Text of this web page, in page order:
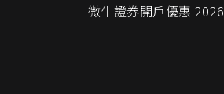
微牛證券開戶優惠 2026